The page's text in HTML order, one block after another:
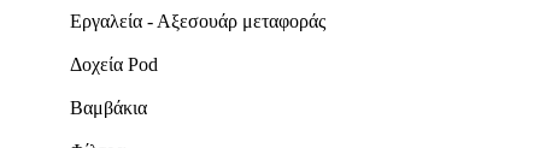
Εργαλεία - Αξεσουάρ μεταφοράς
Δοχεία Pod
Βαμβάκια